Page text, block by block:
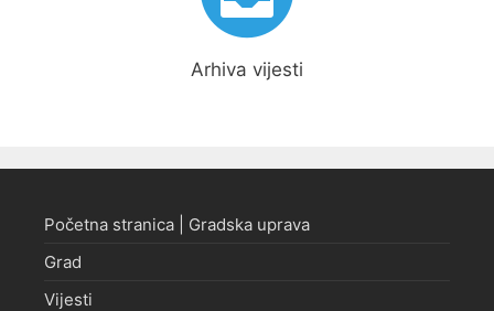
Arhiva vijesti
Početna stranica | Gradska uprava
Grad
Vijesti